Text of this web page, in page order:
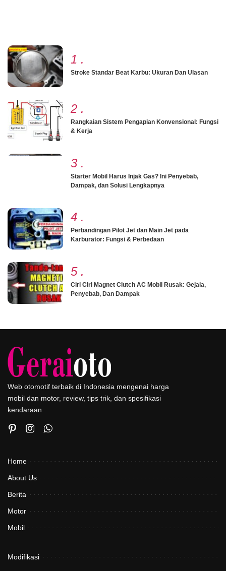
1 .
Stroke Standar Beat Karbu: Ukuran Dan Ulasan
2 .
Rangkaian Sistem Pengapian Konvensional: Fungsi
& Kerja
3 .
Starter Mobil Harus Injak Gas? Ini Penyebab,
Dampak, dan Solusi Lengkapnya
4 .
Perbandingan Pilot Jet dan Main Jet pada
Karburator: Fungsi & Perbedaan
5 .
Ciri Ciri Magnet Clutch AC Mobil Rusak: Gejala,
Penyebab, Dan Dampak
Web otomotif terbaik di Indonesia mengenai harga
mobil dan motor, review, tips trik, dan spesifikasi
kendaraan
Home
About Us
Berita
Motor
Mobil
Modifikasi